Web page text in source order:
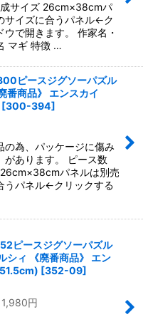
サイズ 26cm×38cmパ
サイズに合うパネル←ク
で開きます。 作家名・
マギ 特徴 …
ピースジグソーパズル
番商品》 エンスカイ
[300-394]
の為、パッケージに傷み
があります。 ピース数
パネルは別売
うパネル←クリックする
ピースジグソーパズル
シィ 《廃番商品》 エン
[352-09]
1,980円